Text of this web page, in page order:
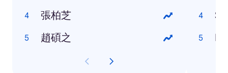
張柏芝
趙碩之
HP